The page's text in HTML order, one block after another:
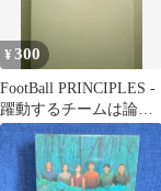
¥300
FootBall PRINCIPLES -
躍動するチームは論理
的に作られる - 単行本